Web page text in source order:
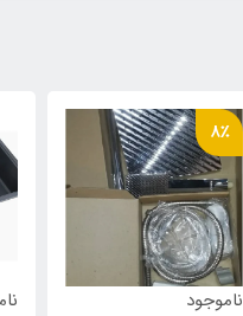
8٪
ناموجود